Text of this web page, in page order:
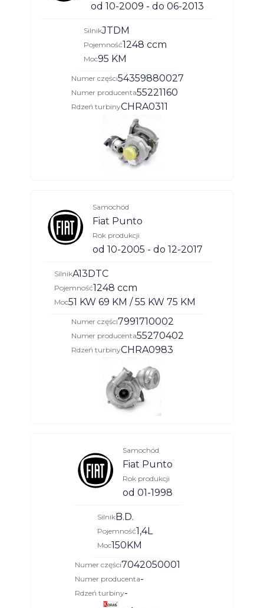
od 10-2009 - do 06-2013
SilnikJTDM
Pojemność1248 ccm
Moc95 KM
Numer części54359880027
Numer producenta55221160
Rdzeń turbinyCHRA0311
Samochód
Fiat Punto
Rok produkcji
od 10-2005 - do 12-2017
SilnikA13DTC
Pojemność1248 ccm
Moc51 KW 69 KM / 55 KW 75 KM
Numer części7991710002
Numer producenta55270402
Rdzeń turbinyCHRA0983
Samochód
Fiat Punto
Rok produkcji
od 01-1998
SilnikB.D.
Pojemność1,4L
Moc150KM
Numer części7042050001
Numer producenta-
Rdzeń turbiny-